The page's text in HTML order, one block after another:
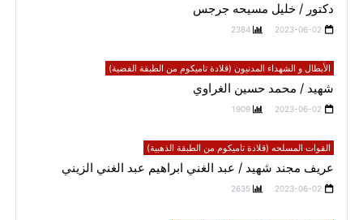
دكتور / خليل مسيحه جرجس
2023-06-02
2384
الأبطال و الشهداء المدنيون (قلادة تاميكوم من الطبقة الفضية)
شهيد / محمد حسين الغراوي
2023-06-02
1909
القوات المسلحه (قلادة تاميكوم من الطبقة الذهبية)
عريف مجند شهيد / عبد الغني ابراهيم عبد الغني الزيني
2023-06-02
2635